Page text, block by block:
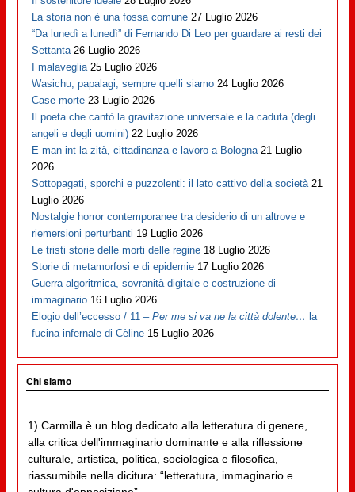
La storia non è una fossa comune 27 Luglio 2026
“Da lunedì a lunedì” di Fernando Di Leo per guardare ai resti dei
Settanta 26 Luglio 2026
I malaveglia 25 Luglio 2026
Wasichu, papalagi, sempre quelli siamo 24 Luglio 2026
Case morte 23 Luglio 2026
Il poeta che cantò la gravitazione universale e la caduta (degli
angeli e degli uomini) 22 Luglio 2026
E man int la zità, cittadinanza e lavoro a Bologna 21 Luglio
2026
Sottopagati, sporchi e puzzolenti: il lato cattivo della società 21
Luglio 2026
Nostalgie horror contemporanee tra desiderio di un altrove e
riemersioni perturbanti 19 Luglio 2026
Le tristi storie delle morti delle regine 18 Luglio 2026
Storie di metamorfosi e di epidemie 17 Luglio 2026
Guerra algoritmica, sovranità digitale e costruzione di
immaginario 16 Luglio 2026
Elogio dell’eccesso / 11 –Per me si va ne la città dolente… la
fucina infernale di Cèline 15 Luglio 2026
Chi siamo
1) Carmilla è un blog dedicato alla letteratura di genere,
alla critica dell'immaginario dominante e alla riflessione
culturale, artistica, politica, sociologica e filosofica,
riassumibile nella dicitura: “letteratura, immaginario e